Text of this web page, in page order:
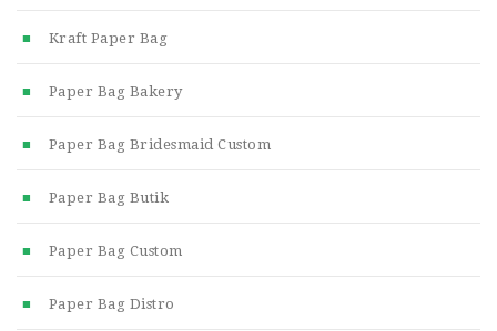
Kraft Paper Bag
Paper Bag Bakery
Paper Bag Bridesmaid Custom
Paper Bag Butik
Paper Bag Custom
Paper Bag Distro